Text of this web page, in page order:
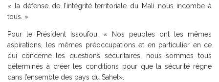
« la défense de l’intégrité territoriale du Mali nous incombe à
tous. »
Pour le Président Issoufou, « Nos peuples ont les mêmes
aspirations, les mêmes préoccupations et en particulier en ce
qui concerne les questions sécuritaires, nous sommes tous
déterminés à créer les conditions pour que la sécurité règne
dans l’ensemble des pays du Sahel».